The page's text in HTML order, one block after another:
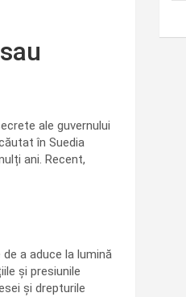
ale guvernului
în Suedia
ani. Recent,
a aduce la lumină
și presiunile
și drepturile